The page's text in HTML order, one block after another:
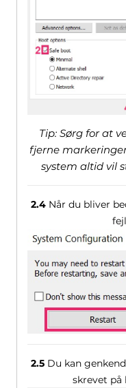
Tip: Sørg for at
fjerne
system altid vil
2.4Når du bliver
2.5 Du kan
skrevet